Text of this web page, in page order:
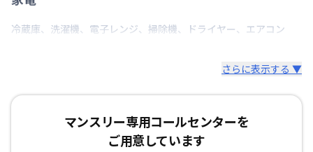
冷蔵庫、 洗濯機、 電子レンジ、 掃除機、 ドライヤー、 エアコン
さらに表示する ▼
マンスリー専用コールセンターを
ご用意しています